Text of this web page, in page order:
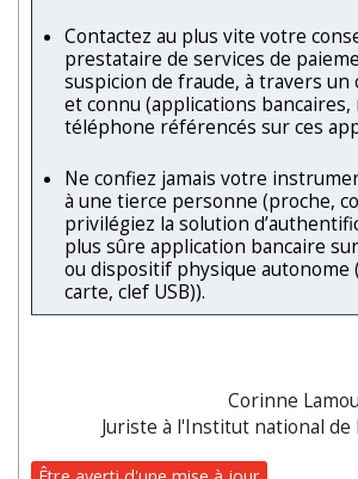
Contactez au plus vite votre
prestataire de services de
suspicion de fraude, à travers un
et connu (applications bancaires,
téléphone référencés sur ces
Ne confiez jamais votre
à une tierce personne (proche,
privilégiez la solution
plus sûre application bancaire
ou dispositif physique autonome
carte, clef USB)).
Corinne
Juriste à l'Institut national de